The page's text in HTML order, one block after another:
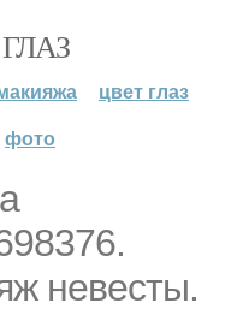
цвет глаз
фото
невесты.